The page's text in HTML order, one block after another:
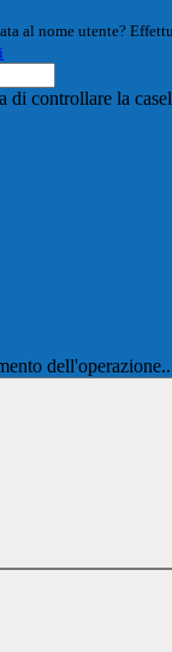
al nome utente?
di controllare la